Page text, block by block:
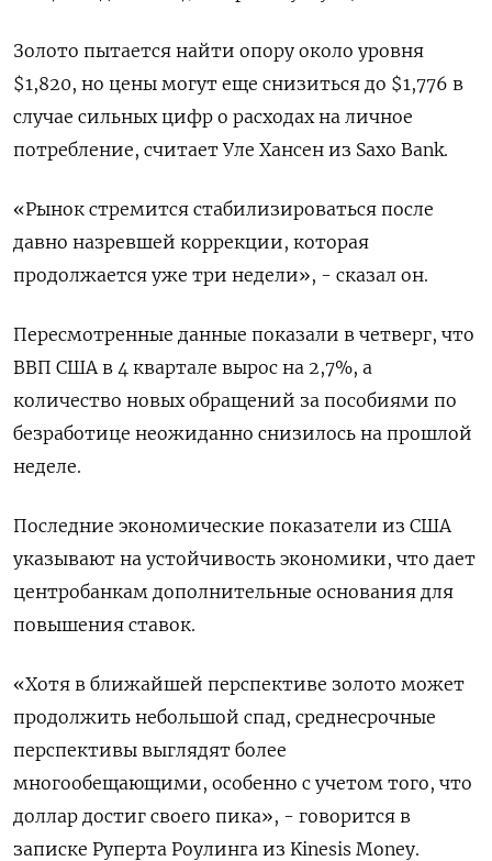
Золото пытается найти опору около уровня
$1,820, но цены могут еще снизиться до $1,776 в
случае сильных цифр о расходах на личное
потребление, считает Уле Хансен из Saxo Bank.
«Рынок стремится стабилизироваться после
давно назревшей коррекции, которая
продолжается уже три недели», - сказал он.
Пересмотренные данные показали в четверг, что
ВВП США в 4 квартале вырос на 2,7%, а
количество новых обращений за пособиями по
безработице неожиданно снизилось на прошлой
неделе.
Последние экономические показатели из США
указывают на устойчивость экономики, что дает
центробанкам дополнительные основания для
повышения ставок.
«Хотя в ближайшей перспективе золото может
продолжить небольшой спад, среднесрочные
перспективы выглядят более
многообещающими, особенно с учетом того, что
доллар достиг своего пика», - говорится в
записке Руперта Роулинга из Kinesis Money.